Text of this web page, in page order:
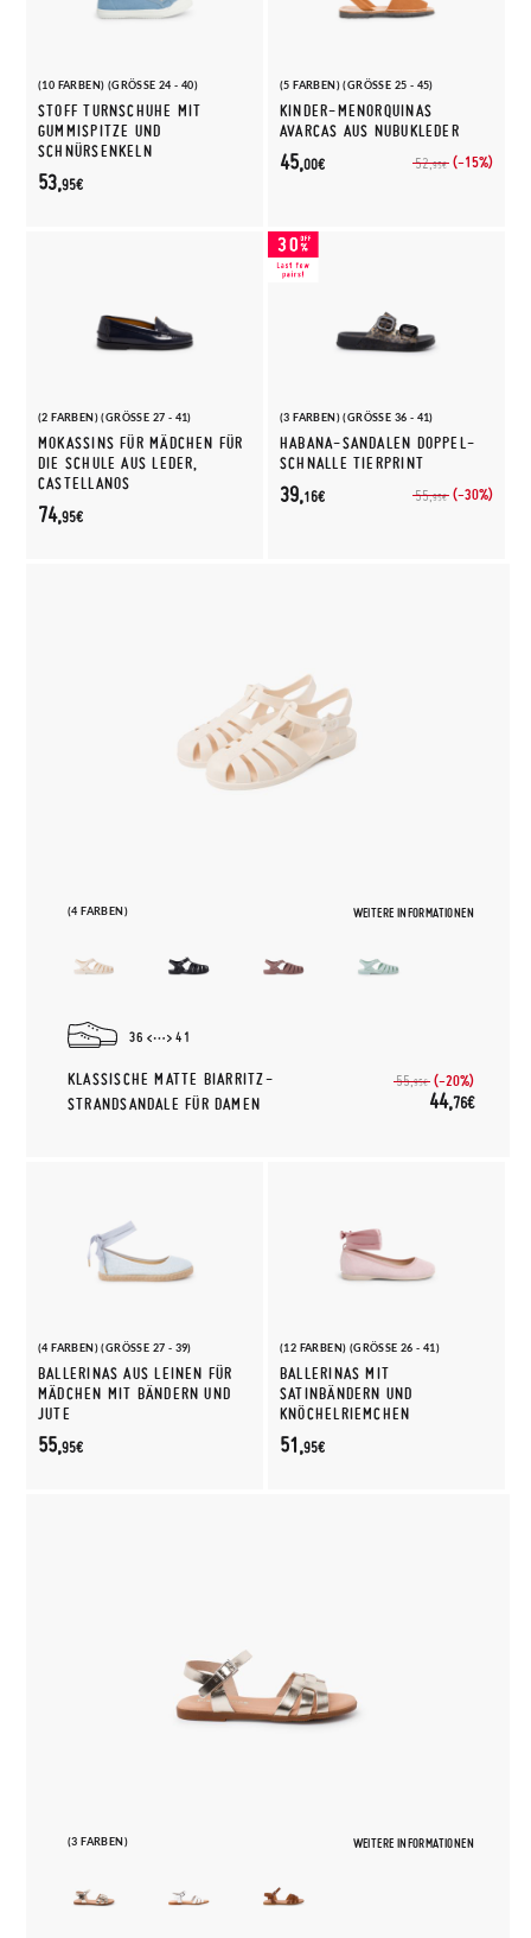
(10 FARBEN) (GRÖSSE 24 - 40)
STOFF TURNSCHUHE MIT
GUMMISPITZE UND
SCHNÜRSENKELN
53,95€
(5 FARBEN) (GRÖSSE 25 - 45)
KINDER-MENORQUINAS
AVARCAS AUS NUBUKLEDER
52,95€ (-15%)
45,00€
(2 FARBEN) (GRÖSSE 27 - 41)
MOKASSINS FÜR MÄDCHEN FÜR
DIE SCHULE AUS LEDER,
CASTELLANOS
74,95€
(3 FARBEN) (GRÖSSE 36 - 41)
HABANA-SANDALEN DOPPEL-
SCHNALLE TIERPRINT
55,95€ (-30%)
39,16€
(4 FARBEN) WEITERE INFORMATIONEN
36 41
KLASSISCHE MATTE BIARRITZ-
STRANDSANDALE FÜR DAMEN
55,95€ (-20%)
44,76€
(4 FARBEN) (GRÖSSE 27 - 39)
BALLERINAS AUS LEINEN FÜR
MÄDCHEN MIT BÄNDERN UND
JUTE
55,95€
(12 FARBEN) (GRÖSSE 26 - 41)
BALLERINAS MIT
SATINBÄNDERN UND
KNÖCHELRIEMCHEN
51,95€
(3 FARBEN) WEITERE INFORMATIONEN